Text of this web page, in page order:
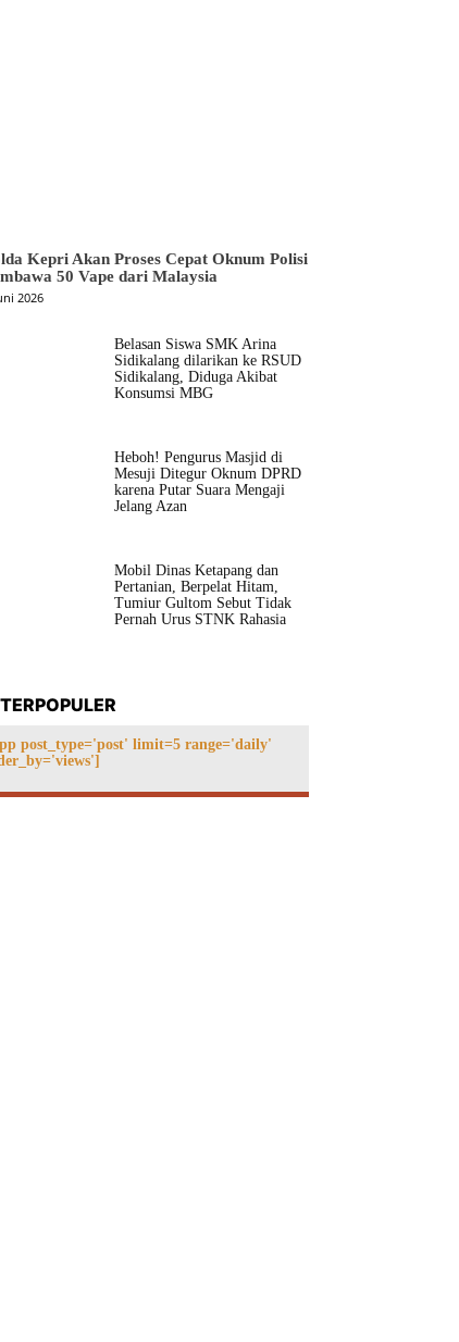
Kepri Akan Proses Cepat Oknum Polisi
50 Vape dari Malaysia
2026
Belasan Siswa SMK Arina
Sidikalang dilarikan ke RSUD
Sidikalang, Diduga Akibat
Konsumsi MBG
Heboh! Pengurus Masjid di
Mesuji Ditegur Oknum DPRD
karena Putar Suara Mengaji
Jelang Azan
Mobil Dinas Ketapang dan
Pertanian, Berpelat Hitam,
Tumiur Gultom Sebut Tidak
Pernah Urus STNK Rahasia
TERPOPULER
post_type='post' limit=5 range='daily'